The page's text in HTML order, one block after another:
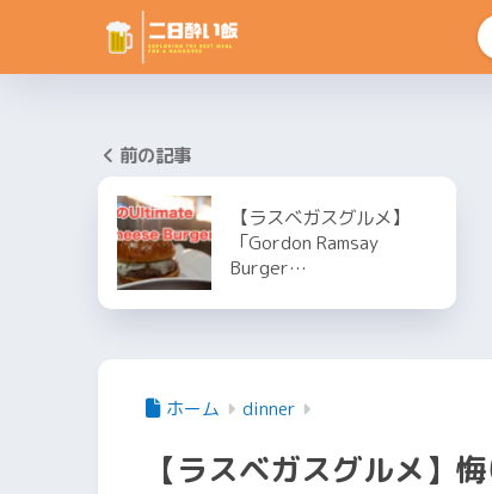
前の記事
【ラスベガスグルメ】
「Gordon Ramsay
Burger…
ホーム dinner
【ラスベガスグルメ】